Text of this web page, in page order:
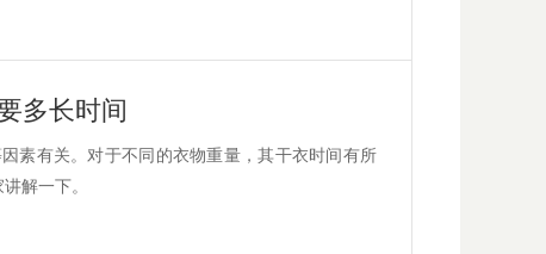
多长时间
素有关。对于不同的衣物重量，其干衣时间有所
解一下。